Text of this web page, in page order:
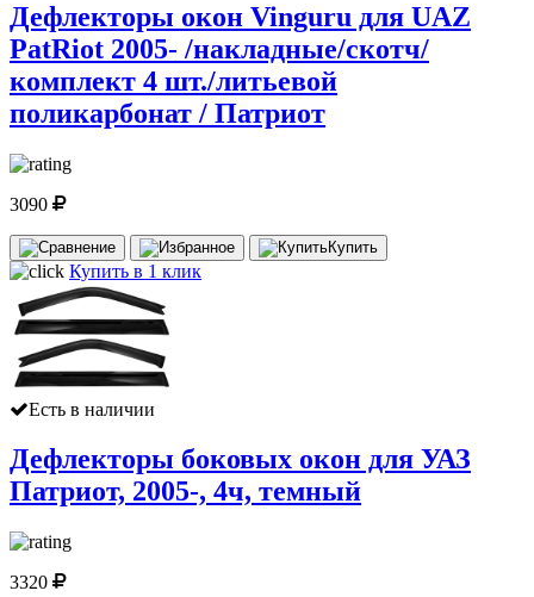
Дефлекторы окон Vinguru для UAZ
PatRiot 2005- /накладные/скотч/
комплект 4 шт./литьевой
поликарбонат / Патриот
3090
Купить
Купить в 1 клик
Есть в наличии
Дефлекторы боковых окон для УАЗ
Патриот, 2005-, 4ч, темный
3320